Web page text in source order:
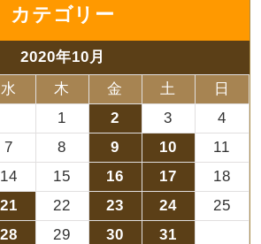
カテゴリー
2020年10月
水 木 金 土
日
1
2 3
4
7 8 9 10
11
14 15 16 17
18
21 22 23 24
25
28 29 30 31